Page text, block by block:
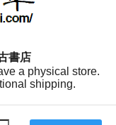
書店
a physical store.
shipping.